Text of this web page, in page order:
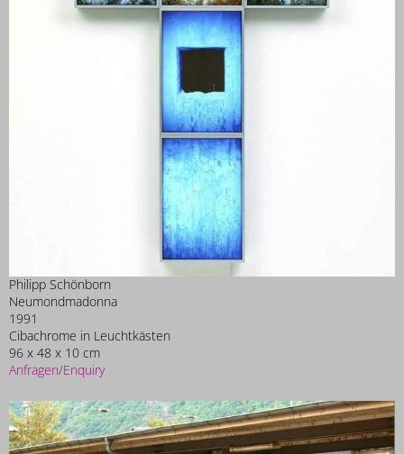
Philipp Schönborn
Neumondmadonna
1991
Cibachrome in Leuchtkästen
96 x 48 x 10 cm
Anfragen/Enquiry